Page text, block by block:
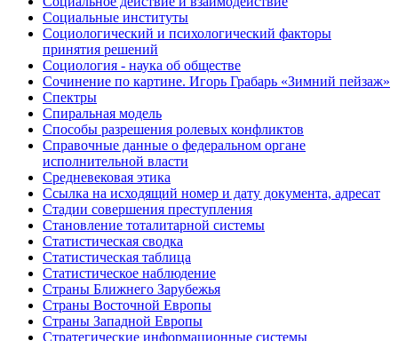
Социальные институты
Социологический и психологический факторы
принятия решений
Социология - наука об обществе
Сочинение по картине. Игорь Грабарь «Зимний пейзаж»
Спектры
Спиральная модель
Способы разрешения ролевых конфликтов
Справочные данные о федеральном органе
исполнительной власти
Средневековая этика
Ссылка на исходящий номер и дату документа, адресат
Стадии совершения преступления
Становление тоталитарной системы
Статистическая сводка
Статистическая таблица
Статистическое наблюдение
Страны Ближнего Зарубежья
Страны Восточной Европы
Страны Западной Европы
Стратегические информационные системы